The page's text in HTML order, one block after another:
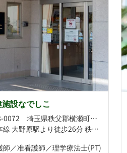
設なでしこ
〒368-0072 埼玉県秩父郡横瀬町大字横瀬5850
秩父本線 大野原駅より徒歩26分 秩父本線 秩父駅より徒歩27分
師／准看護師／理学療法士(PT)